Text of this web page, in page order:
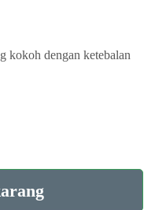
kokoh dengan ketebalan